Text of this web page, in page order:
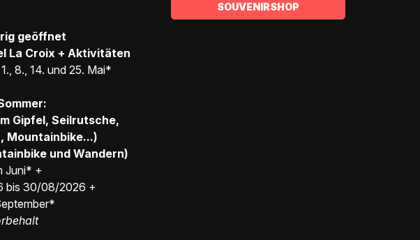
geöffnet
La Croix + Aktivitäten
8., 14. und 25. Mai*
Gipfel, Seilrutsche,
Mountainbike...)
und Wandern)
Juni* +
bis 30/08/2026 +
SOUVENIRSHOP